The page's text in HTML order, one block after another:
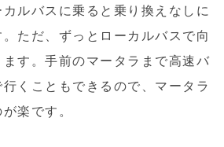
カルバスに乗ると乗り換えなしに
ただ、ずっとローカルバスで向
す。手前のマータラまで高速バ
くこともできるので、マータラ
楽です。